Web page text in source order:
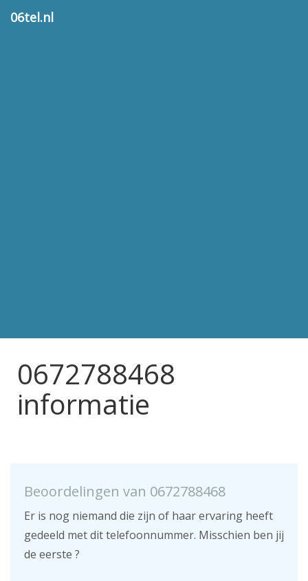
06tel.nl
0672788468
informatie
Beoordelingen van 0672788468
Er is nog niemand die zijn of haar ervaring heeft
gedeeld met dit telefoonnummer. Misschien ben jij
de eerste ?